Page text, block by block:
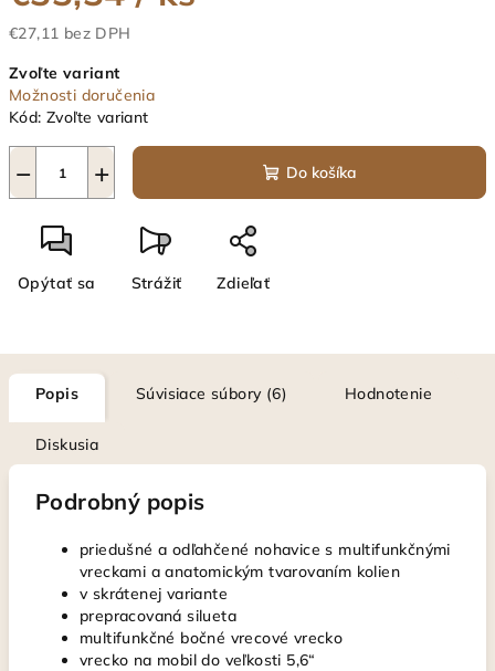
€27,11 bez DPH
cena:
Zvoľte variant
Možnosti doručenia
Kód: Zvoľte variant
+
− Do košíka
Opýtať sa Strážiť Zdieľať
Popis Súvisiace súbory (6) Hodnotenie
Diskusia
Podrobný popis
priedušné a odľahčené nohavice s multifunkčnými
vreckami a anatomickým tvarovaním kolien
v skrátenej variante
prepracovaná silueta
multifunkčné bočné vrecové vrecko
vrecko na mobil do veľkosti 5,6“